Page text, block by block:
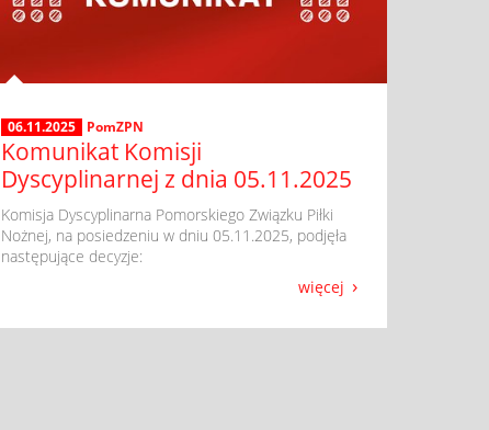
06.11.2025 PomZPN
Komunikat Komisji
Dyscyplinarnej z dnia 05.11.2025
​ Komisja Dyscyplinarna Pomorskiego Związku Piłki
Nożnej, na posiedzeniu w dniu 05.11.2025, podjęła
następujące decyzje:
więcej